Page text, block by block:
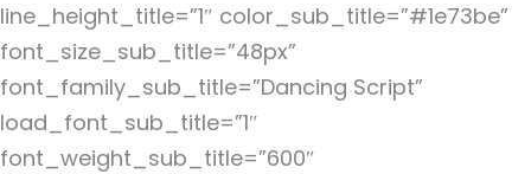
line_height_title=”1″ color_sub_title=”#1e73be”
font_size_sub_title=”48px”
font_family_sub_title=”Dancing Script”
load_font_sub_title=”1″
font_weight_sub_title=”600″